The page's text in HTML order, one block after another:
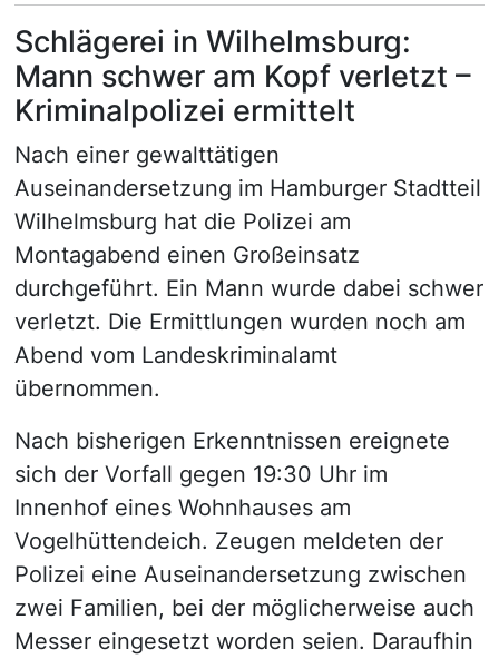
Schlägerei in Wilhelmsburg:
Mann schwer am Kopf verletzt –
Kriminalpolizei ermittelt
Nach einer gewalttätigen
Auseinandersetzung im Hamburger Stadtteil
Wilhelmsburg hat die Polizei am
Montagabend einen Großeinsatz
durchgeführt. Ein Mann wurde dabei schwer
verletzt. Die Ermittlungen wurden noch am
Abend vom Landeskriminalamt
übernommen.
Nach bisherigen Erkenntnissen ereignete
sich der Vorfall gegen 19:30 Uhr im
Innenhof eines Wohnhauses am
Vogelhüttendeich. Zeugen meldeten der
Polizei eine Auseinandersetzung zwischen
zwei Familien, bei der möglicherweise auch
Messer eingesetzt worden seien. Daraufhin